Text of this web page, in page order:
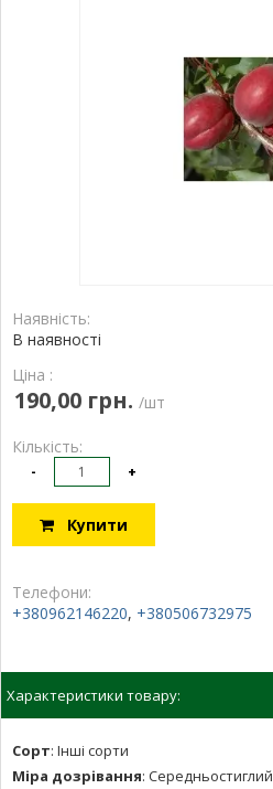
Наявність:
В наявності
Ціна :
190,00 грн. /шт
Кількість:
- +
Купити
Телефони:
+380962146220, +380506732975
Характеристики товару:
Сорт: Інші сорти
Міра дозрівання: Середньостиглий